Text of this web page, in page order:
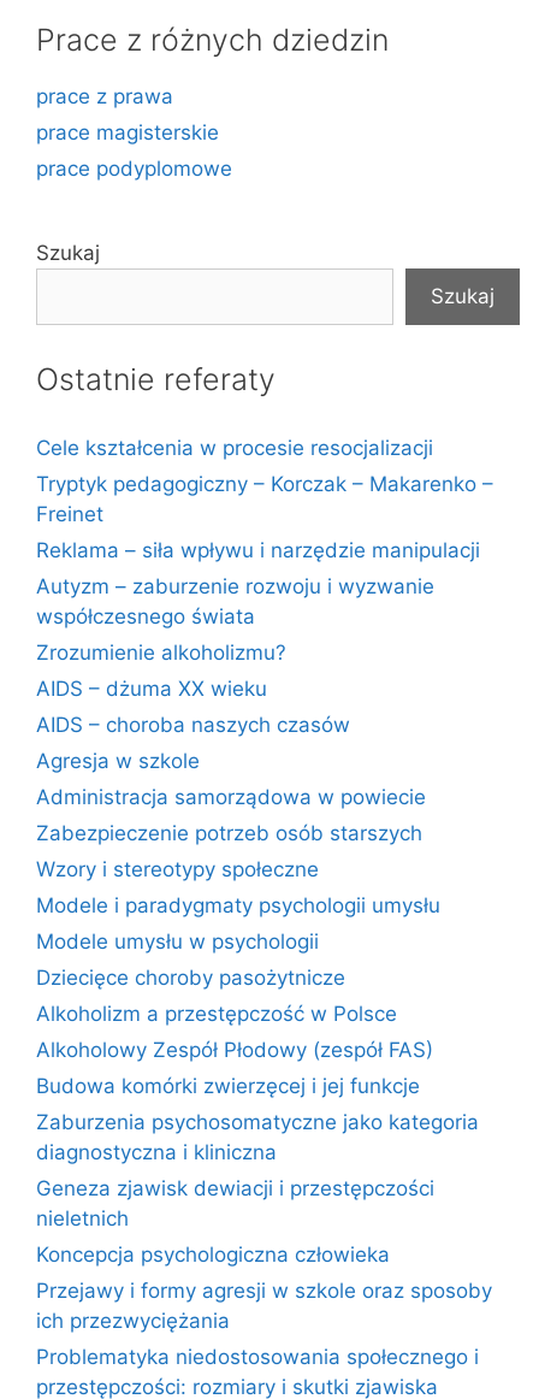
Prace z różnych dziedzin
prace z prawa
prace magisterskie
prace podyplomowe
Szukaj
Szukaj
Ostatnie referaty
Cele kształcenia w procesie resocjalizacji
Tryptyk pedagogiczny – Korczak – Makarenko –
Freinet
Reklama – siła wpływu i narzędzie manipulacji
Autyzm – zaburzenie rozwoju i wyzwanie
współczesnego świata
Zrozumienie alkoholizmu?
AIDS – dżuma XX wieku
AIDS – choroba naszych czasów
Agresja w szkole
Administracja samorządowa w powiecie
Zabezpieczenie potrzeb osób starszych
Wzory i stereotypy społeczne
Modele i paradygmaty psychologii umysłu
Modele umysłu w psychologii
Dziecięce choroby pasożytnicze
Alkoholizm a przestępczość w Polsce
Alkoholowy Zespół Płodowy (zespół FAS)
Budowa komórki zwierzęcej i jej funkcje
Zaburzenia psychosomatyczne jako kategoria
diagnostyczna i kliniczna
Geneza zjawisk dewiacji i przestępczości
nieletnich
Koncepcja psychologiczna człowieka
Przejawy i formy agresji w szkole oraz sposoby
ich przezwyciężania
Problematyka niedostosowania społecznego i
przestępczości: rozmiary i skutki zjawiska